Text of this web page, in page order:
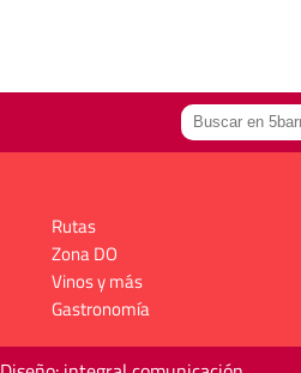
Rutas
Zona DO
Vinos y más
Gastronomía